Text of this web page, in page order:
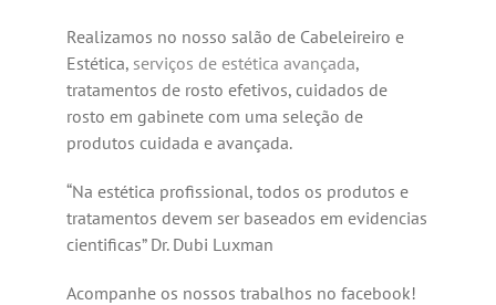
Realizamos no nosso salão de Cabeleireiro e
Estética, serviços de estética avançada,
tratamentos de rosto efetivos, cuidados de
rosto em gabinete com uma seleção de
produtos cuidada e avançada.
“Na estética profissional, todos os produtos e
tratamentos devem ser baseados em evidencias
cientificas” Dr. Dubi Luxman
Acompanhe os nossos trabalhos no facebook!